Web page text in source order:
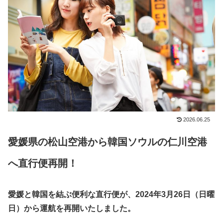
2026.06.25
愛媛県の松山空港から韓国ソウルの仁川空港
へ直行便再開！
愛媛と韓国を結ぶ便利な直行便が、2024年3月26日（日曜
日）から運航を再開いたしました。